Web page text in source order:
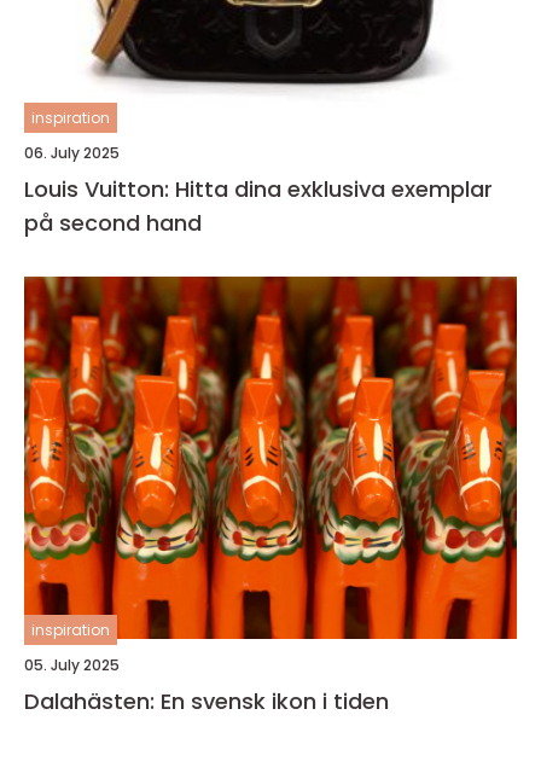
inspiration
06. July 2025
Louis Vuitton: Hitta dina exklusiva exemplar
på second hand
inspiration
05. July 2025
Dalahästen: En svensk ikon i tiden